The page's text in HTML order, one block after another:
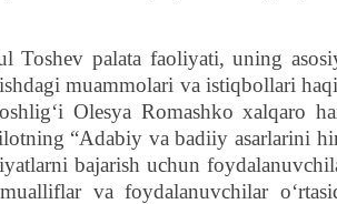
Toshev palata faoliyati, uning
muammolari va istiqbollari
Olesya Romashko xalqaro
“Аdabiy va badiiy asarlarini
bajarish uchun
va foydalanuvchilar